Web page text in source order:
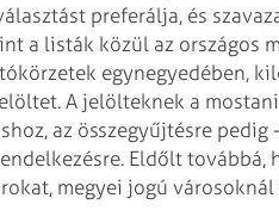
preferálja, és
a listák közül az országos
egynegyedében,
A jelölteknek a
az összegyűjtésre
Eldőlt
megyei jogú